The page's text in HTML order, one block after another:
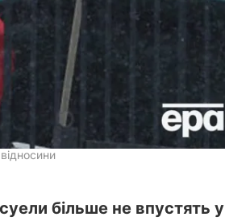
більше не впустять у